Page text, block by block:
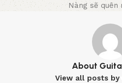
Nàng sẽ quên
About
View all posts by